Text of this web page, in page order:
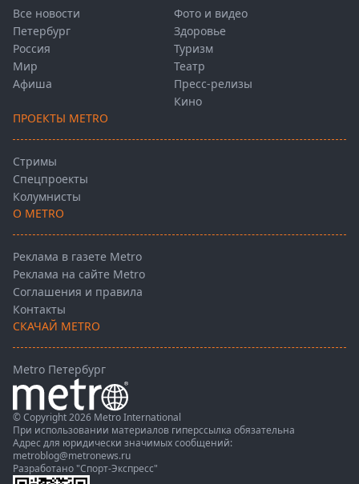
Все новости
Петербург
Россия
Мир
Афиша
Фото и видео
Здоровье
Туризм
Театр
Пресс-релизы
Кино
ПРОЕКТЫ METRO
Стримы
Спецпроекты
Колумнисты
О METRO
Реклама в газете Metro
Реклама на сайте Metro
Соглашения и правила
Контакты
СКАЧАЙ METRO
Metro Петербург
© Copyright 2026 Metro International
При использовании материалов гиперссылка обязательна
Адрес для юридически значимых сообщений:
metroblog@metronews.ru
Разработано "Спорт-Экспресс"